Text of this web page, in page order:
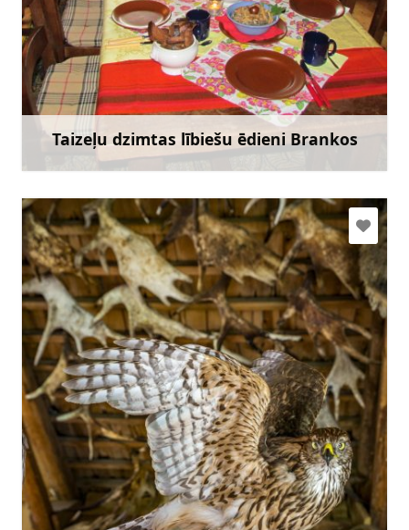
Taizeļu dzimtas lībiešu ēdieni Brankos
mazirbe.branki@gmail.com
+371 29469165
Doties